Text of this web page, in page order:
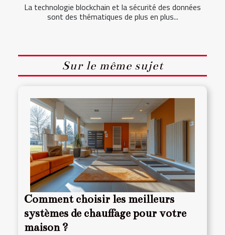
La technologie blockchain et la sécurité des données
sont des thématiques de plus en plus...
Sur le même sujet
Comment choisir les meilleurs
systèmes de chauffage pour votre
maison ?